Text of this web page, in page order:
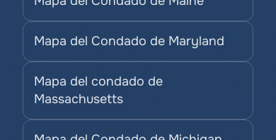
Mapa del Condado de Maryland
Mapa del condado de
Massachusetts